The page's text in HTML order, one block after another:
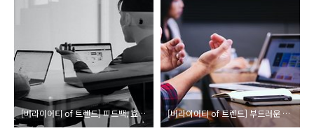
[버라이어티 of 트렌드] 피드백, 효과적으로 하는 두가지 방법 [버라이어티 of 트렌드] 부드러운 역량과 딱딱한 기술